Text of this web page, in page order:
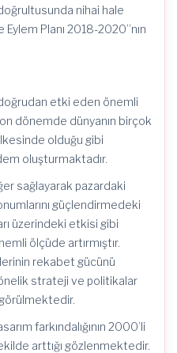
nihai hale
Planı 2018-2020”nın
etki eden önemli
dönemde dünyanın birçok
olduğu gibi
oluşturmaktadır.
sağlayarak pazardaki
güçlendirmedeki
üzerindeki etkisi gibi
ölçüde artırmıştır.
rekabet gücünü
strateji ve politikalar
farkındalığının 2000’li
arttığı gözlenmektedir.